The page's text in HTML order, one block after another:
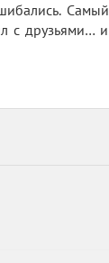
Самый
с друзьями… и